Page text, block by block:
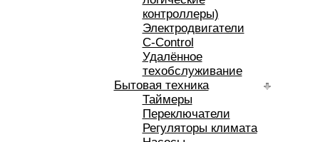
контроллеры)
Электродвигатели
C-Control
Удалённое
техобслуживание
Бытовая техника
Таймеры
Переключатели
Регуляторы климата